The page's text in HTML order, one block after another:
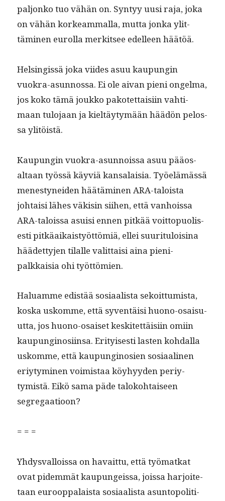
paljonko tuo vähän on. Syn­tyy uusi raja, joka
on vähän korkeam­mal­la, mut­ta jon­ka ylit­
tämi­nen eurol­la merk­it­see edelleen häätöä.
Helsingis­sä joka viides asuu kaupun­gin
vuokra-asun­nos­sa. Ei ole aivan pieni ongel­ma,
jos koko tämä joukko pakotet­taisi­in vah­ti­
maan tulo­jaan ja kieltäy­tymään häädön pelos­
sa ylitöistä.
Kaupun­gin vuokra-asun­nois­sa asuu pääos­
altaan työssä käyviä kansalaisia. Työelämässä
men­estynei­den häätämi­nen ARA-taloista
johtaisi läh­es väk­isin siihen, että van­hois­sa
ARA-talois­sa asu­isi ennen pitkää voit­top­uolis­
es­ti pitkäaikaistyöt­tömiä, ellei suu­rit­u­loisi­na
häädet­ty­jen tilalle valit­taisi aina pieni­
palkkaisia ohi työttömien.
Halu­amme edis­tää sosi­aal­ista sekoit­tumista,
kos­ka uskomme, että syven­täisi huono-osaisu­
ut­ta, jos huono-osaiset keskitet­täisi­in omi­in
kaupungi­nosi­in­sa. Eri­tyis­es­ti las­ten kohdal­la
uskomme, että kaupungi­nosien sosi­aa­li­nen
eriy­tymi­nen voimis­taa köy­hyy­den periy­
tymistä. Eikö sama päde taloko­htaiseen
segregaatioon?
= = =
Yhdys­val­lois­sa on havait­tu, että työ­matkat
ovat pidem­mät kaupungeis­sa, jois­sa har­joite­
taan euroop­palaista sosi­aal­ista asun­topoli­ti­